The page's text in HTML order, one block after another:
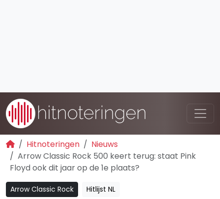
Hitnoteringen
Nieuws
Arrow Classic Rock 500 keert terug: staat Pink
Floyd ook dit jaar op de 1e plaats?
Arrow Classic Rock Hitlijst NL